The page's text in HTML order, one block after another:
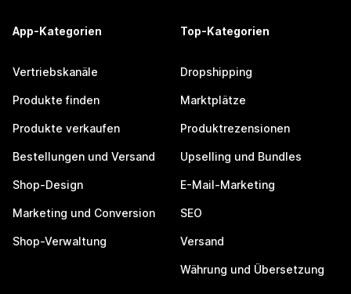
App-Kategorien
Vertriebskanäle
Produkte finden
Produkte verkaufen
Bestellungen und Versand
Shop-Design
Marketing und Conversion
Shop-Verwaltung
Top-Kategorien
Dropshipping
Marktplätze
Produktrezensionen
Upselling und Bundles
E-Mail-Marketing
SEO
Versand
Währung und Übersetzung